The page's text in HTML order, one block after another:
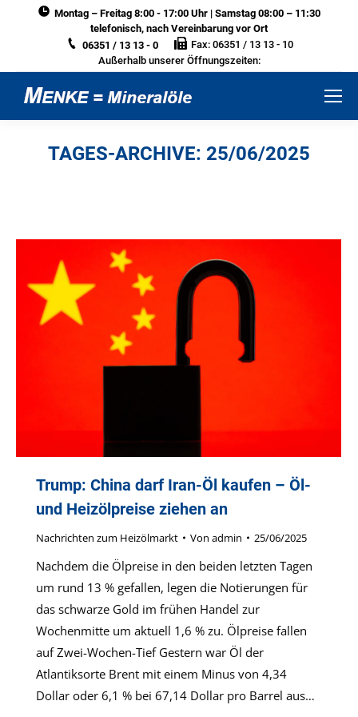
Montag – Freitag 8:00 - 17:00 Uhr | Samstag 08:00 – 11:30
telefonisch, nach Vereinbarung vor Ort
06351 / 13 13 - 0
Fax: 06351 / 13 13 - 10
Außerhalb unserer Öffnungszeiten:
TAGES-ARCHIVE: 25/06/2025
Trump: China darf Iran-Öl kaufen – Öl-
und Heizölpreise ziehen an
Nachrichten zum Heizölmarkt Von admin 25/06/2025
Nachdem die Ölpreise in den beiden letzten Tagen
um rund 13 % gefallen, legen die Notierungen für
das schwarze Gold im frühen Handel zur
Wochenmitte um aktuell 1,6 % zu. Ölpreise fallen
auf Zwei-Wochen-Tief Gestern war Öl der
Atlantiksorte Brent mit einem Minus von 4,34
Dollar oder 6,1 % bei 67,14 Dollar pro Barrel aus…